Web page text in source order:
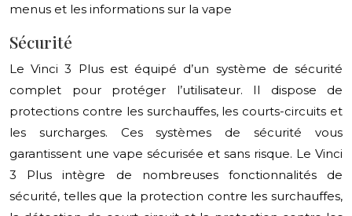
menus et les informations sur la vape
Sécurité
Le Vinci 3 Plus est équipé d’un système de sécurité
complet pour protéger l’utilisateur. Il dispose de
protections contre les surchauffes, les courts-circuits et
les surcharges. Ces systèmes de sécurité vous
garantissent une vape sécurisée et sans risque. Le Vinci
3 Plus intègre de nombreuses fonctionnalités de
sécurité, telles que la protection contre les surchauffes,